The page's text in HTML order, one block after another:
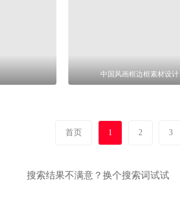
中国风画框边框素材设计
首页 1 2 3
搜索结果不满意？换个搜索词试试